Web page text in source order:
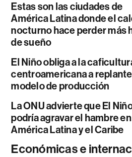
Estas son las ciudades de
América Latina donde el
nocturno hace perder más
de sueño
El Niño obliga a la
centroamericana a
modelo de producción
La ONU advierte que El
podría agravar el hambre en
América Latina y el Caribe
Económicas e